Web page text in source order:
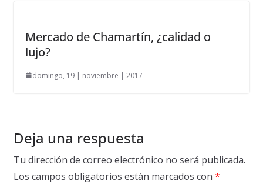
Mercado de Chamartín, ¿calidad o
lujo?
domingo, 19 | noviembre | 2017
Deja una respuesta
Tu dirección de correo electrónico no será publicada.
Los campos obligatorios están marcados con *